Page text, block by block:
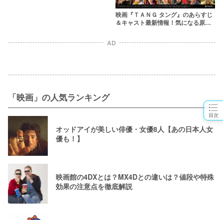
目次
映画『ＴＡＮＧ タング』のあらすじ
＆キャスト最新情報！気になる原作
AD
「映画」の人気ランキング
オッドアイが美しい俳優・女優8人【あの日本人女
優も！】
映画館の4DXとは？MX4Dとの違いは？値段や特殊
効果の注意点を徹底解説